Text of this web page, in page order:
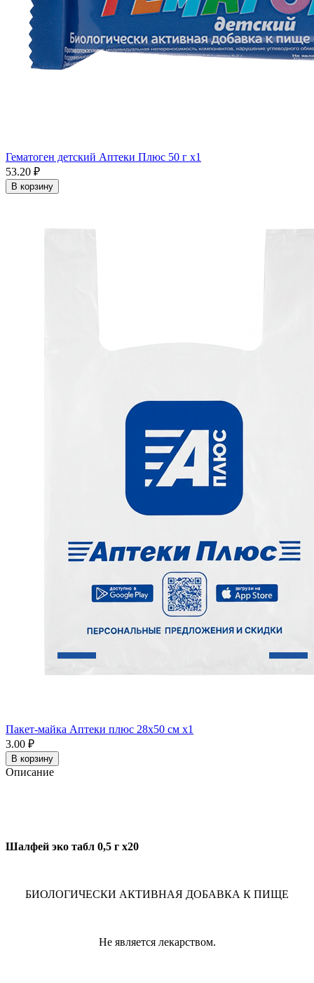
Гематоген детский Аптеки Плюс 50 г x1
53.20 ₽
В корзину
Пакет-майка Аптеки плюс 28х50 см x1
3.00 ₽
В корзину
Описание
Шалфей эко табл 0,5 г x20
БИОЛОГИЧЕСКИ АКТИВНАЯ ДОБАВКА К ПИЩЕ
Не является лекарством.